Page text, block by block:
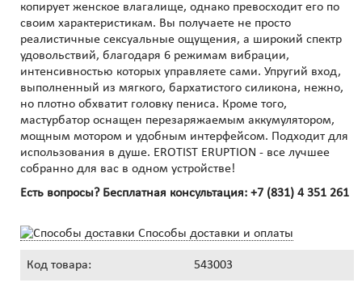
копирует женское влагалище, однако превосходит его по
своим характеристикам. Вы получаете не просто
реалистичные сексуальные ощущения, а широкий спектр
удовольствий, благодаря 6 режимам вибрации,
интенсивностью которых управляете сами. Упругий вход,
выполненный из мягкого, бархатистого силикона, нежно,
но плотно обхватит головку пениса. Кроме того,
мастурбатор оснащен перезаряжаемым аккумулятором,
мощным мотором и удобным интерфейсом. Подходит для
использования в душе. EROTIST ERUPTION - все лучшее
собранно для вас в одном устройстве!
Есть вопросы? Бесплатная консультация: +7 (831) 4 351 261
Способы доставки и оплаты
Код товара: 543003